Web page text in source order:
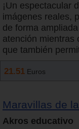
¡Un espectacular
imágenes reales,
de forma
atención mientras
que también
21.51 Euros
Maravillas de
Akros educativo